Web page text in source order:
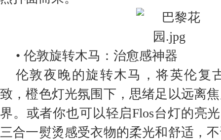
• 伦敦旋转木马：治愈感神器
伦敦夜晚的旋转木马，将英伦复
致，橙色灯光氛围下，思绪足以远离
界。或者你也可以轻启Flos台灯的亮
三合一熨烫感受衣物的柔光和舒适，